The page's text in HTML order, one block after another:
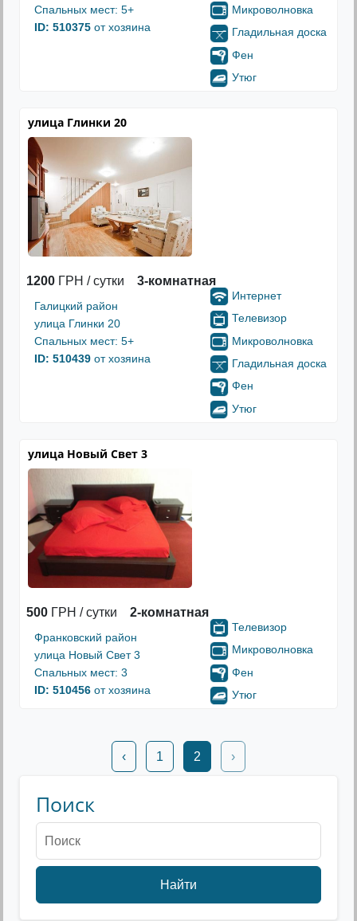
Спальных мест: 5+
ID: 510375 от хозяина
Микроволновка
Гладильная доска
Фен
Утюг
улица Глинки 20
1200 ГРН / сутки 3-комнатная
Галицкий район
улица Глинки 20
Спальных мест: 5+
ID: 510439 от хозяина
Интернет
Телевизор
Микроволновка
Гладильная доска
Фен
Утюг
улица Новый Свет 3
500 ГРН / сутки 2-комнатная
Франковский район
улица Новый Свет 3
Спальных мест: 3
ID: 510456 от хозяина
Телевизор
Микроволновка
Фен
Утюг
‹ 1 2 ›
Поиск
Найти